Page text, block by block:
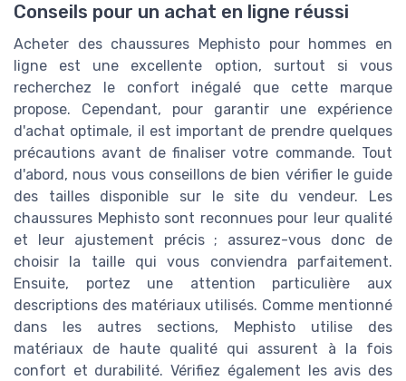
Conseils pour un achat en ligne réussi
Acheter des chaussures Mephisto pour hommes en
ligne est une excellente option, surtout si vous
recherchez le confort inégalé que cette marque
propose. Cependant, pour garantir une expérience
d'achat optimale, il est important de prendre quelques
précautions avant de finaliser votre commande. Tout
d'abord, nous vous conseillons de bien vérifier le guide
des tailles disponible sur le site du vendeur. Les
chaussures Mephisto sont reconnues pour leur qualité
et leur ajustement précis ; assurez-vous donc de
choisir la taille qui vous conviendra parfaitement.
Ensuite, portez une attention particulière aux
descriptions des matériaux utilisés. Comme mentionné
dans les autres sections, Mephisto utilise des
matériaux de haute qualité qui assurent à la fois
confort et durabilité. Vérifiez également les avis des